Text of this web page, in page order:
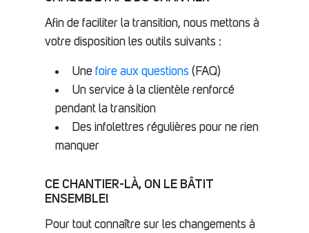
Afin de faciliter la transition, nous mettons à
votre disposition les outils suivants :
Une foire aux questions (FAQ)
Un service à la clientèle renforcé
pendant la transition
Des infolettres régulières pour ne rien
manquer
CE CHANTIER-LÀ, ON LE BÂTIT
ENSEMBLE!
Pour tout connaître sur les changements à